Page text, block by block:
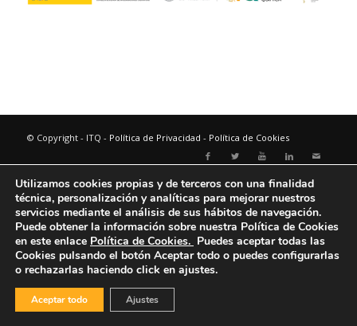
© Copyright - ITQ - Política de Privacidad - Política de Cookies
Utilizamos cookies propias y de terceros con una finalidad
técnica, personalización y analíticas para mejorar nuestros
servicios mediante el análisis de sus hábitos de navegación.
Puede obtener la información sobre nuestra Política de Cookies
en este enlace Política de Cookies. Puedes aceptar todas las
Cookies pulsando el botón Aceptar todo o puedes configurarlas
o rechazarlas haciendo click en ajustes.
Aceptar todo Ajustes